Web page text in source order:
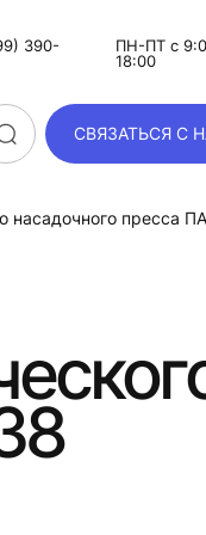
390-
ПН-ПТ с
18:00
СВЯЗАТЬСЯ С
насадочного пресса